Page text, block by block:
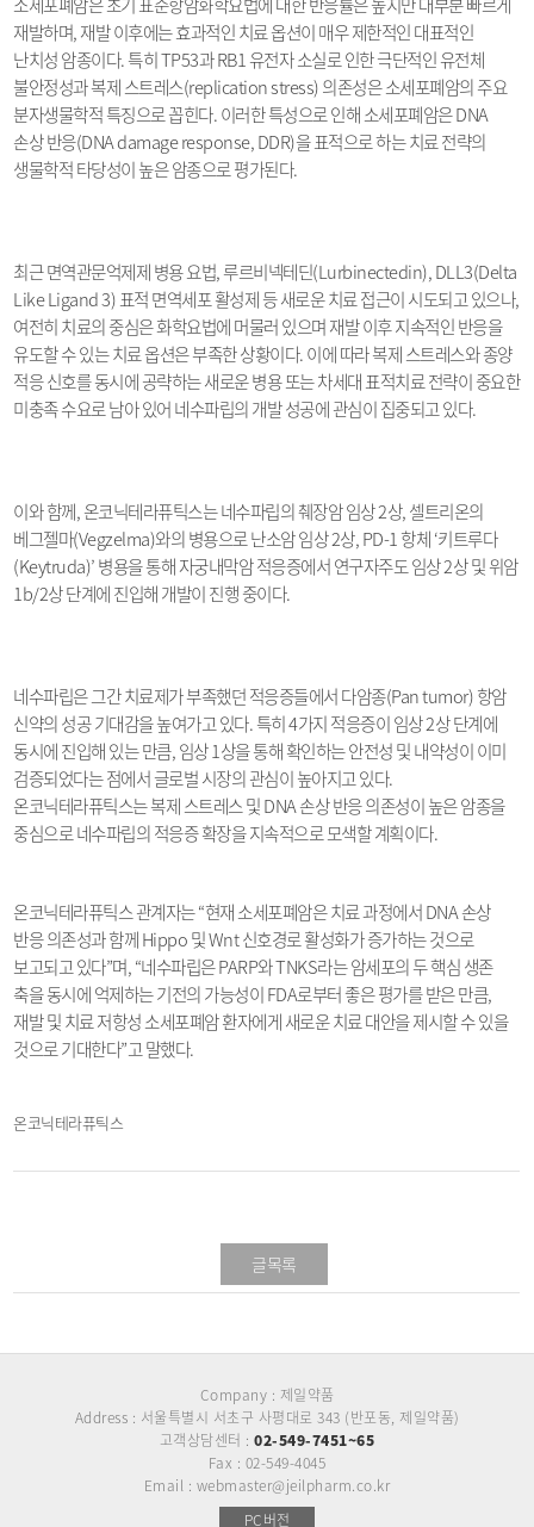
재발하며,재발 이후에는 효과적인 치료 옵션이 매우 제한적인 대표적인
난치성 암종이다.특히TP53과RB1유전자 소실로 인한 극단적인 유전체
불안정성과 복제 스트레스(replication stress)의존성은 소세포폐암의 주요
분자생물학적 특징으로 꼽힌다.이러한 특성으로 인해 소세포폐암은DNA
손상 반응(DNA damage response, DDR)을 표적으로 하는 치료 전략의
생물학적 타당성이 높은 암종으로 평가된다.
최근 면역관문억제제 병용 요법,루르비넥테딘(Lurbinectedin), DLL3(Delta
Like Ligand 3)표적 면역세포 활성제 등 새로운 치료 접근이 시도되고 있으나,
여전히 치료의 중심은 화학요법에 머물러 있으며 재발 이후 지속적인 반응을
유도할 수 있는 치료 옵션은 부족한 상황이다.이에 따라 복제 스트레스와 종양
적응 신호를 동시에 공략하는 새로운 병용 또는 차세대 표적치료 전략이 중요한
미충족 수요로 남아 있어 네수파립의 개발 성공에 관심이 집중되고 있다.
이와 함께,온코닉테라퓨틱스는 네수파립의 췌장암 임상2상,셀트리온의
베그젤마(Vegzelma)와의 병용으로 난소암 임상2상, PD-1항체‘키트루다
(Keytruda)’병용을 통해 자궁내막암 적응증에서 연구자주도 임상2상 및 위암
1b/2상 단계에 진입해 개발이 진행 중이다.
네수파립은 그간 치료제가 부족했던 적응증들에서 다암종(Pan tumor)항암
신약의 성공 기대감을 높여가고 있다.특히4가지 적응증이 임상2상 단계에
동시에 진입해 있는 만큼,임상1상을 통해 확인하는 안전성 및 내약성이 이미
검증되었다는 점에서 글로벌 시장의 관심이 높아지고 있다.
온코닉테라퓨틱스는 복제 스트레스 및DNA손상 반응 의존성이 높은 암종을
중심으로 네수파립의 적응증 확장을 지속적으로 모색할 계획이다.
온코닉테라퓨틱스 관계자는“현재 소세포폐암은 치료 과정에서DNA손상
반응 의존성과 함께Hippo및Wnt신호경로 활성화가 증가하는 것으로
보고되고 있다”며, “네수파립은PARP와TNKS라는 암세포의 두 핵심 생존
축을 동시에 억제하는 기전의 가능성이FDA로부터 좋은 평가를 받은 만큼,
재발 및 치료 저항성 소세포폐암 환자에게 새로운 치료 대안을 제시할 수 있을
것으로 기대한다”고 말했다.
온코닉테라퓨틱스
글목록
Company : 제일약품
Address : 서울특별시 서초구 사평대로 343 (반포동, 제일약품)
고객상담센터 :02-549-7451~65
Fax : 02-549-4045
Email : webmaster@jeilpharm.co.kr
PC버전